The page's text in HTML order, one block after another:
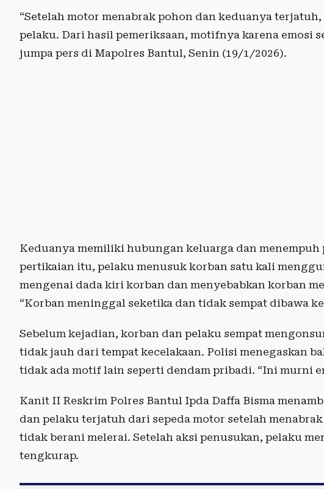
“Setelah motor menabrak pohon dan keduanya
pelaku. Dari hasil pemeriksaan, motifnya karena emosi
jumpa pers di Mapolres Bantul, Senin (19/1/2026).
Keduanya memiliki hubungan keluarga dan menempuh
pertikaian itu, pelaku menusuk korban satu kali
mengenai dada kiri korban dan menyebabkan korban
“Korban meninggal seketika dan tidak sempat dibawa
Sebelum kejadian, korban dan pelaku sempat
tidak jauh dari tempat kecelakaan. Polisi menegaskan
tidak ada motif lain seperti dendam pribadi. “Ini murni
Kanit II Reskrim Polres Bantul Ipda Daffa Bisma
dan pelaku terjatuh dari sepeda motor setelah
tidak berani melerai. Setelah aksi penusukan, pelaku
tengkurap.